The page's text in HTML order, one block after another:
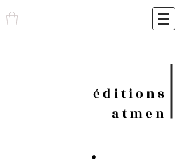
é d i t i o n s
a t m e n
.